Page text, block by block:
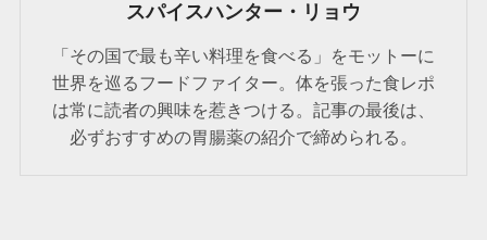
スパイスハンター・リョウ
「その国で最も辛い料理を食べる」をモットーに
世界を巡るフードファイター。体を張った食レポ
は常に読者の興味を惹きつける。記事の最後は、
必ずおすすめの胃腸薬の紹介で締められる。